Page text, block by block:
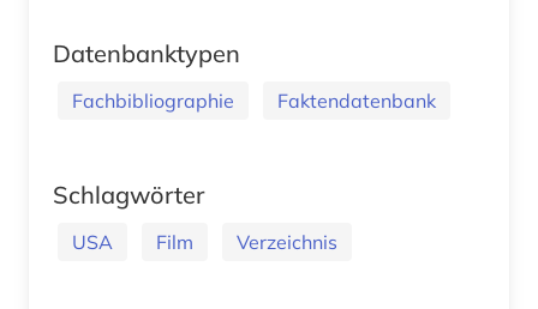
Datenbanktypen
Fachbibliographie Faktendatenbank
Schlagwörter
USA Film Verzeichnis